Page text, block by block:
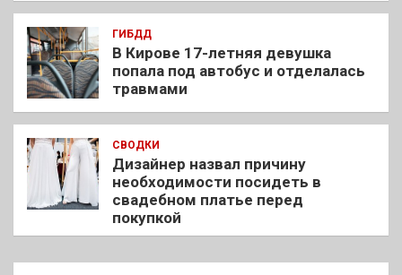
ГИБДД
В Кирове 17-летняя девушка
попала под автобус и отделалась
травмами
СВОДКИ
Дизайнер назвал причину
необходимости посидеть в
свадебном платье перед
покупкой